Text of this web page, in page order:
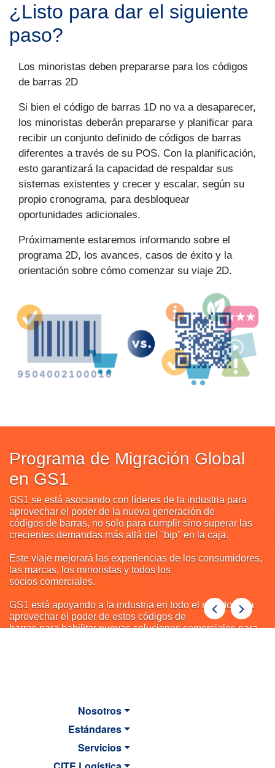
¿Listo para dar el siguiente
paso?
Los minoristas deben prepararse para los códigos
de barras 2D
Si bien el código de barras 1D no va a desaparecer,
los minoristas deberán prepararse y planificar para
recibir un conjunto definido de códigos de barras
diferentes a través de su POS. Con la planificación,
esto garantizará la capacidad de respaldar sus
sistemas existentes y crecer y escalar, según su
propio cronograma, para desbloquear
oportunidades adicionales.
Próximamente estaremos informando sobre el
programa 2D, los avances, casos de éxito y la
orientación sobre cómo comenzar su viaje 2D.
Programa de Migración Global
en GS1
GS1 se está asociando con líderes de la industria para
aprovechar el poder de la nueva generación de
códigos de barras, no solo para cumplir sino superar las
crecientes demandas más allá del "bip" en la caja.
Este viaje mejorará las experiencias de los consumidores,
las marcas, los minoristas y todos los
socios comerciales.
GS1 está apoyando a la industria en todo el mundo para
aprovechar el poder de estos códigos de
barras para habilitar nuevas soluciones comerciales para
Previous
Next
Nosotros
Estándares
Servicios